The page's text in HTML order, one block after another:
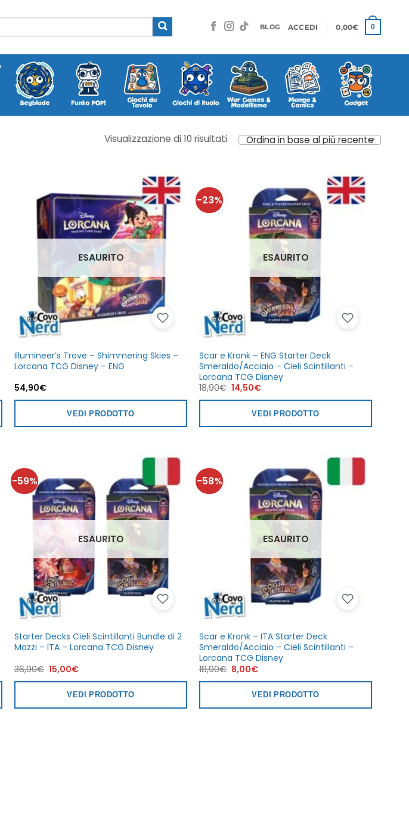
BLOG ACCEDI 0,00€ 0
Visualizzazione di 10 risultatiOrdina
recente
ESAURITO
Illumineer’s Trove – Shimmering Skies –
Lorcana TCG Disney – ENG
54,90€
VEDI PRODOTTO
-23%
ESAURITO
Scar e Kronk – ENG Starter Deck
Smeraldo/Acciaio – Cieli Scintillanti –
Lorcana TCG Disney
18,90€ Il
prezzo
originale
18,90€.
14,50€Il
attuale
è:
14,50€.
VEDI PRODOTTO
-59%
ESAURITO
Starter Decks Cieli Scintillanti Bundle di 2
Mazzi – ITA – Lorcana TCG Disney
36,90€ Il
prezzo
originale
36,90€.
15,00€Il
attuale
è:
15,00€.
VEDI PRODOTTO
-58%
ESAURITO
Scar e Kronk – ITA Starter Deck
Smeraldo/Acciaio – Cieli Scintillanti –
Lorcana TCG Disney
18,90€ Il
prezzo
originale
18,90€.
8,00€Il
attuale
è:
8,00€.
VEDI PRODOTTO